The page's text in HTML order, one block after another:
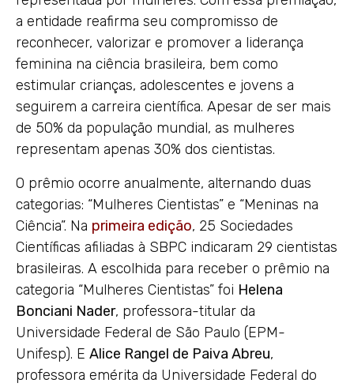
a entidade reafirma seu compromisso de
reconhecer, valorizar e promover a liderança
feminina na ciência brasileira, bem como
estimular crianças, adolescentes e jovens a
seguirem a carreira científica. Apesar de ser mais
de 50% da população mundial, as mulheres
representam apenas 30% dos cientistas.
O prêmio ocorre anualmente, alternando duas
categorias: “Mulheres Cientistas” e “Meninas na
Ciência”. Na primeira edição, 25 Sociedades
Científicas afiliadas à SBPC indicaram 29 cientistas
brasileiras. A escolhida para receber o prêmio na
categoria “Mulheres Cientistas” foi Helena
Bonciani Nader, professora-titular da
Universidade Federal de São Paulo (EPM-
Unifesp). E Alice Rangel de Paiva Abreu,
professora emérita da Universidade Federal do